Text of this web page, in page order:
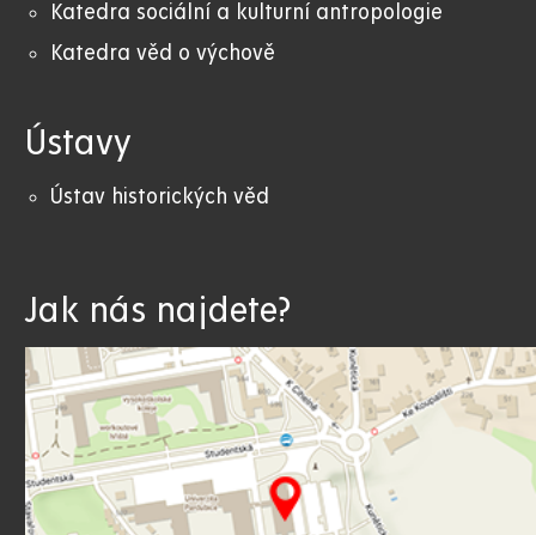
Katedra sociální a kulturní antropologie
Katedra věd o výchově
Ústavy
Ústav historických věd
Jak nás najdete?